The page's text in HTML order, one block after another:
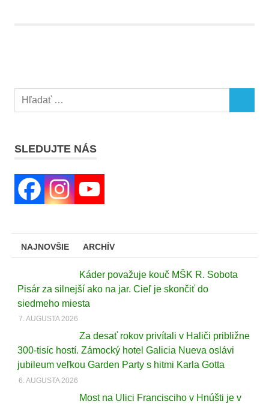
Search
SLEDUJTE NÁS
NAJNOVŠIE ARCHÍV
Káder považuje kouč MŠK R. Sobota
Pisár za silnejší ako na jar. Cieľ je skončiť do
siedmeho miesta
7. AUGUSTA 2026
Za desať rokov privítali v Haliči približne
300-tisíc hostí. Zámocký hotel Galicia Nueva oslávi
jubileum veľkou Garden Party s hitmi Karla Gotta
6. AUGUSTA 2026
Most na Ulici Francisciho v Hnúšti je v